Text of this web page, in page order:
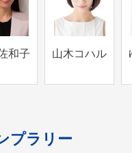
和子 山木コハル
プラリー